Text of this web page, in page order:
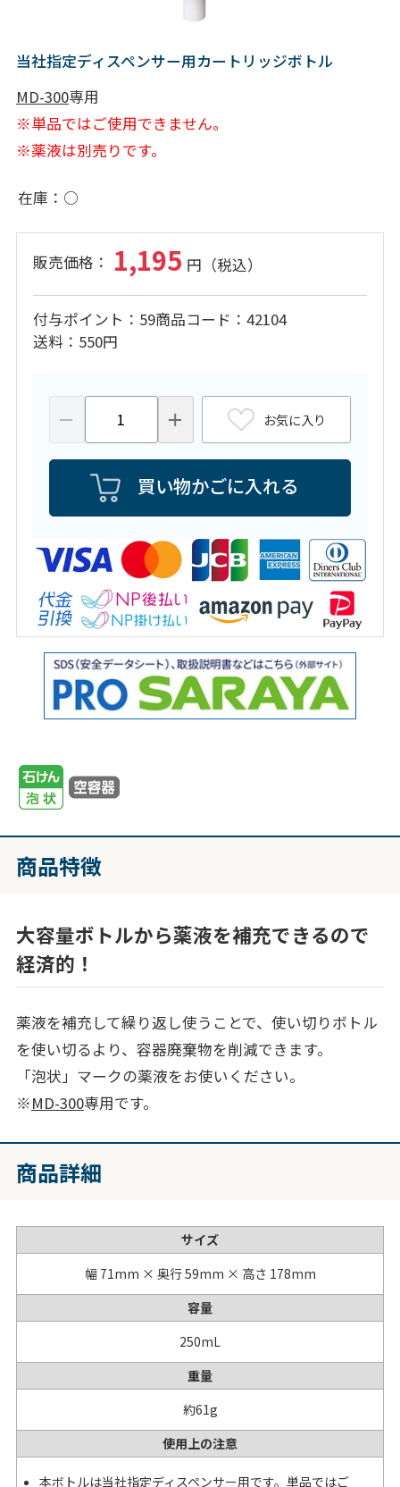
当社指定ディスペンサー用カートリッジボトル
MD-300専用
※単品ではご使用できません。
※薬液は別売りです。
在庫 ○
1,195
付与ポイント 59商品コード
42104
送料
550円
お気に入り
買い物かごに入れる
商品特徴
大容量ボトルから薬液を補充できるので
経済的！
薬液を補充して繰り返し使うことで、使い切りボトル
を使い切るより、容器廃棄物を削減できます。
「泡状」マークの薬液をお使いください。
※MD-300専用です。
商品詳細
サイズ
幅 71mm × 奥行 59mm × 高さ 178mm
容量
250mL
重量
約61g
使用上の注意
本ボトルは当社指定ディスペンサー用です。単品ではご